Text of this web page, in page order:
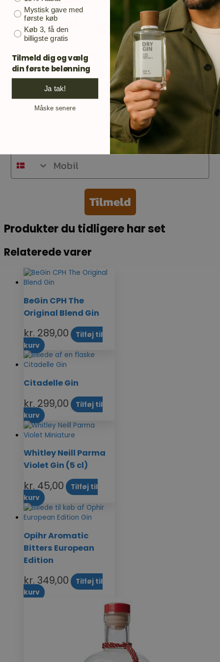
danske ginelskere.
TILMELD DIG KUNDEKLUBBEN
Din email er adgangen til opdateringer på
ginmarkedet. Ugens flaske, nye gin,
ginsmaginger og meget andet.
Mobil
Tilmeld
Produkter du tidligere har set
Relaterede varer
BeGin CPH The
Original Blend Gin
kr. 289,00
Tilføj til
kurv
Citadelle Gin
kr. 299,00
Tilføj til
kurv
Whitley Neill Parma
Violet Gin (5 cl)
kr. 45,00
Tilføj til
kurv
Opihr Aromatic
Bitters European
Edition
kr. 349,00
Tilføj til
kurv
Mystisk gave med
første køb
Køb 3, få den
billigste gratis
Tilmeld dig og vælg
din første belønning
Ja tak!
Måske senere